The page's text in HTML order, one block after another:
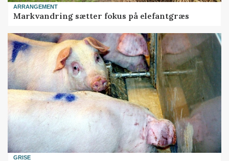
ARRANGEMENT
Markvandring sætter fokus på elefantgræs
GRISE